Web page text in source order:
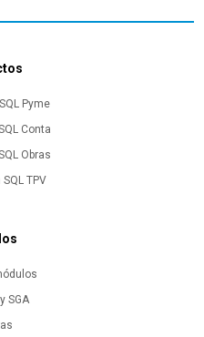
Pyme
Conta
Obras
TPV
SGA